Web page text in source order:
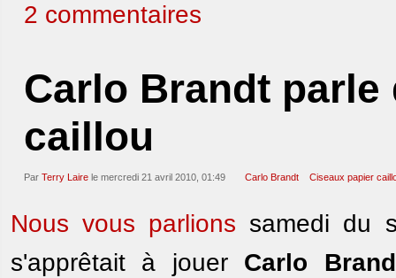
2 commentaires
Carlo Brandt parle
caillou
Par Terry Laire le mercredi 21 avril 2010, 01:49 Carlo Brandt Ciseaux papier
Nous vous parlions samedi du
s'apprêtait à jouer Carlo